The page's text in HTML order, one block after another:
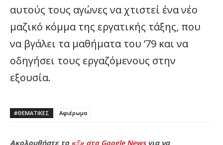
αυτούς τους αγώνες να χτιστεί ένα νέο
μαζικό κόμμα της εργατικής τάξης, που
να βγάλει τα μαθήματα του ’79 και να
οδηγήσει τους εργαζόμενους στην
εξουσία.
#ΘΕΜΑΤΙΚΈΣ Αφιέρωμα
Ακολουθήστε το «Ξ» στο Google Newsγια να